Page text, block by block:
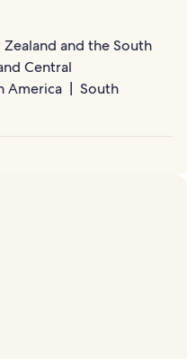
and the South
Central
America
South